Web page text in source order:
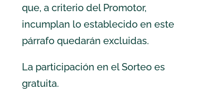
que, a criterio del Promotor,
incumplan lo establecido en este
párrafo quedarán excluidas.
La participación en el Sorteo es
gratuita.